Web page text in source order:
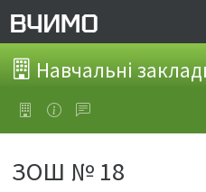
Навчальні
ЗОШ № 18